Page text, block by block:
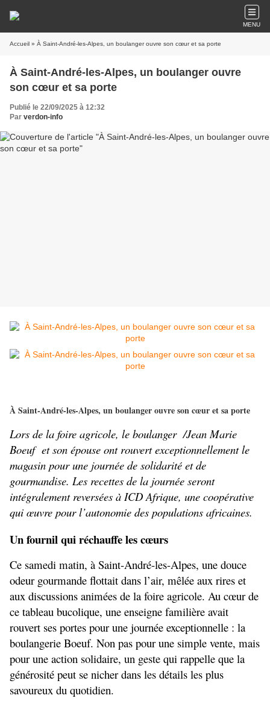
MENU
Accueil » À Saint-André-les-Alpes, un boulanger ouvre son cœur et sa porte
À Saint-André-les-Alpes, un boulanger ouvre
son cœur et sa porte
Publié le 22/09/2025 à 12:32
Par verdon-info
À Saint-André-les-Alpes, un boulanger ouvre son cœur et sa porte
Lors de la foire agricole, le boulanger  /Jean Marie
Boeuf  et son épouse ont rouvert exceptionnellement le
magasin pour une journée de solidarité et de
gourmandise. Les recettes de la journée seront
intégralement reversées à ICD Afrique, une coopérative
qui œuvre pour l’autonomie des populations africaines.
Un fournil qui réchauffe les cœurs
Ce samedi matin, à Saint-André-les-Alpes, une douce
odeur gourmande flottait dans l’air, mêlée aux rires et
aux discussions animées de la foire agricole. Au cœur de
ce tableau bucolique, une enseigne familière avait
rouvert ses portes pour une journée exceptionnelle : la
boulangerie Boeuf. Non pas pour une simple vente, mais
pour une action solidaire, un geste qui rappelle que la
générosité peut se nicher dans les détails les plus
savoureux du quotidien.